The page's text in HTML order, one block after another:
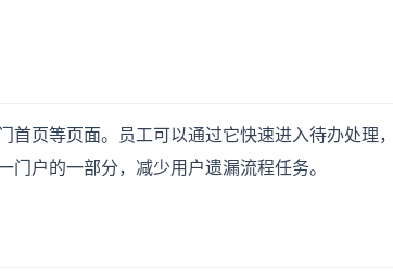
页等页面。员工可以通过它快速进入待办处理
户的一部分，减少用户遗漏流程任务。